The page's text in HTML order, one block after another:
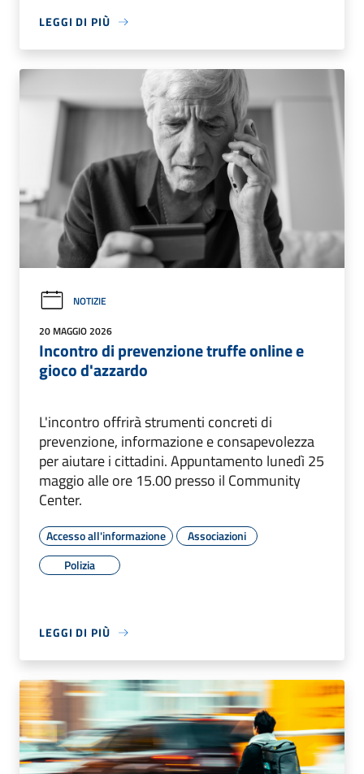
LEGGI DI PIÙ
NOTIZIE
20 MAGGIO 2026
Incontro di prevenzione truffe online e
gioco d'azzardo
L'incontro offrirà strumenti concreti di
prevenzione, informazione e consapevolezza
per aiutare i cittadini. Appuntamento lunedì 25
maggio alle ore 15.00 presso il Community
Center.
Accesso all'informazione
Associazioni
Polizia
LEGGI DI PIÙ